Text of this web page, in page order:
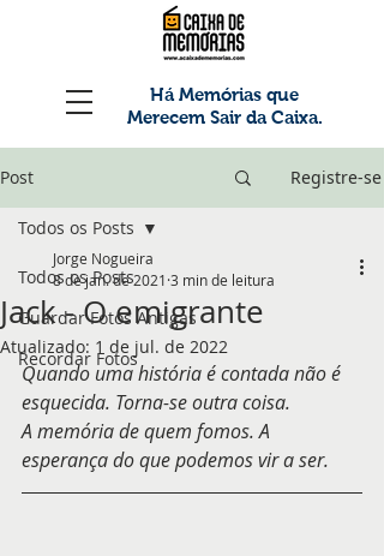
Há Memórias que
Merecem Sair da Caixa.
Post Registre-se
Todos os Posts
Guardar Fotos Antigas
Recordar Fotos
Todos os Posts
Jack - O emigrante
Jorge Nogueira
8 de jan. de 2021 3 min de leitura
Atualizado: 1 de jul. de 2022
Quando uma história é contada não é
esquecida. Torna-se outra coisa.
A memória de quem fomos. A
esperança do que podemos vir a ser.